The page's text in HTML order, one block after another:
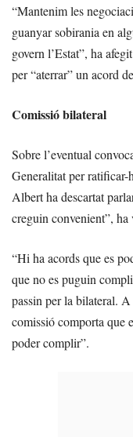
“Mantenim les
guanyar sobirania en
govern l’Estat”, ha
per “aterrar” un acord
Comissió bilateral
Sobre l’eventual
Generalitat per ratificar-
Albert ha descartat
creguin convenient”, ha
“Hi ha acords que es
que no es puguin
passin per la bilateral.
comissió comporta que
poder complir”.